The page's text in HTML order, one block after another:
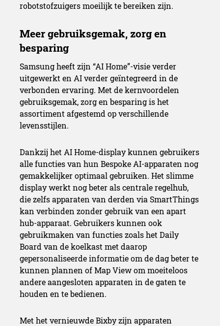
robotstofzuigers moeilijk te bereiken zijn.
Samsung heeft zijn “AI Home”-visie verder
uitgewerkt en AI verder geïntegreerd in de
verbonden ervaring. Met de kernvoordelen
gebruiksgemak, zorg en besparing is het
assortiment afgestemd op verschillende
levensstijlen.
Dankzij het AI Home-display kunnen gebruikers
alle functies van hun Bespoke AI-apparaten nog
gemakkelijker optimaal gebruiken. Het slimme
display werkt nog beter als centrale regelhub,
die zelfs apparaten van derden via SmartThings
kan verbinden zonder gebruik van een apart
hub-apparaat. Gebruikers kunnen ook
gebruikmaken van functies zoals het Daily
Board van de koelkast met daarop
gepersonaliseerde informatie om de dag beter te
kunnen plannen of Map View om moeiteloos
andere aangesloten apparaten in de gaten te
houden en te bedienen.
Met het vernieuwde Bixby zijn apparaten